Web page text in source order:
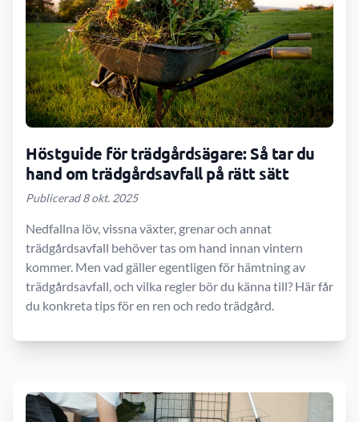
Höstguide för trädgårdsägare: Så tar du
hand om trädgårdsavfall på rätt sätt
Publicerad 8 okt. 2025
Nedfallna löv, vissna växter, grenar och annat
trädgårdsavfall behöver tas om hand innan vintern
kommer. Men vad gäller egentligen för hämtning av
trädgårdsavfall, och vilka regler bör du känna till? Här får
du konkreta tips för en ren och redo trädgård.